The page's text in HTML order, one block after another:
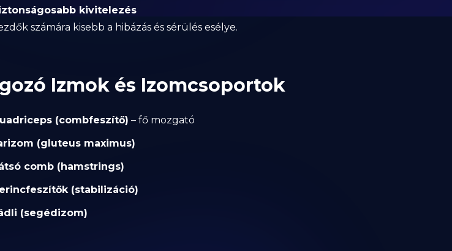
kivitelezés
számára kisebb a hibázás és sérülés esélye.
Izmok és Izomcsoportok
(combfeszítő) – fő mozgató
(gluteus maximus)
comb (hamstrings)
(stabilizáció)
(segédizom)